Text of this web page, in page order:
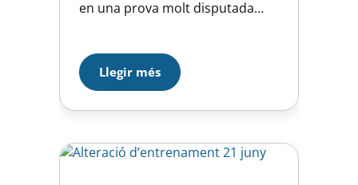
en una prova molt disputada
estat el patinador de Piera, Paris
Tellez, amb una puntuació de
34,40; seguit de Carla Gaspar del
Polinyà amb 32,70 i a poquíssima
Llegir més